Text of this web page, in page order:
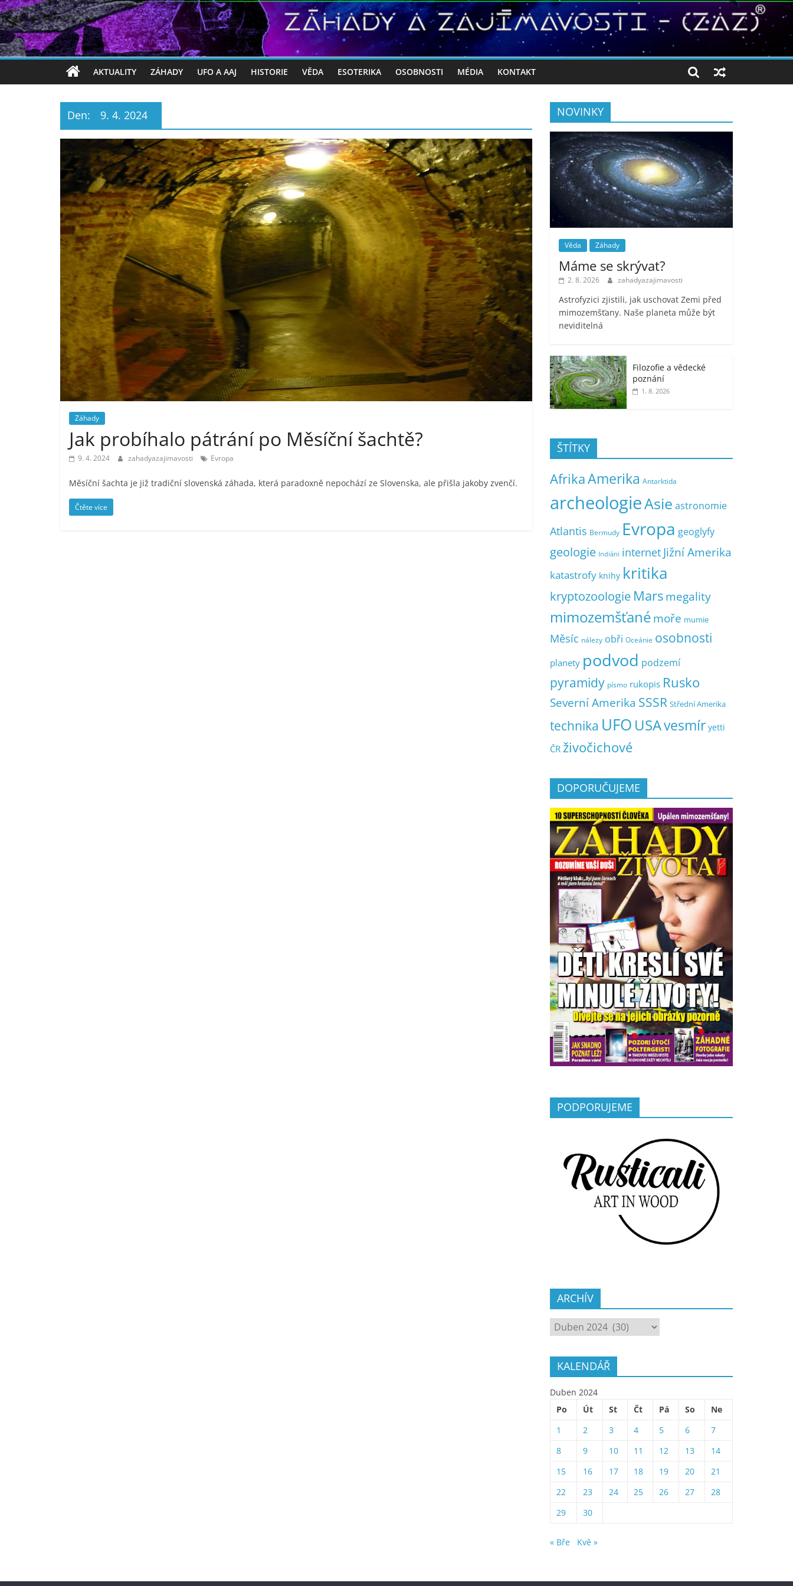
AKTUALITY ZÁHADY UFO A AAJ HISTORIE VĚDA ESOTERIKA OSOBNOSTI MÉDIA KONTAKT
Den: 9. 4. 2024
Záhady
Jak probíhalo pátrání po Měsíční šachtě?
9. 4. 2024 zahadyazajimavosti Evropa
Měsíční šachta je již tradiční slovenská záhada, která paradoxně nepochází ze Slovenska, ale přišla jakoby zvenčí.
Čtěte více
NOVINKY
Věda Záhady
Máme se skrývat?
2. 8. 2026 zahadyazajimavosti
Astrofyzici zjistili, jak uschovat Zemi před
mimozemšťany. Naše planeta může být
neviditelná
Filozofie a vědecké
poznání
1. 8. 2026
ŠTÍTKY
AfrikaAmerika Antarktida
archeologieAsie astronomie
Atlantis Bermudy Evropa geoglyfy
geologie Indiáni internet Jižní Amerika
katastrofy knihy kritika
kryptozoologie Marsmegality
mimozemšťanémoře mumie
Měsíc nálezy obři Oceánie osobnosti
planety podvod podzemí
pyramidy písmo rukopis Rusko
Severní Amerika SSSR Střední Amerika
technika UFO USAvesmír yetti
ČR živočichové
DOPORUČUJEME
PODPORUJEME
ARCHÍV
ARCHÍV
KALENDÁŘ
Duben 2024
Po
Út St Čt Pá So
Ne
1
2 3 4 5 6
7
8
9 10 11 12 13
14
15
16 17 18 19 20
21
22
23 24 25 26 27
28
29
30
« Bře Kvě »